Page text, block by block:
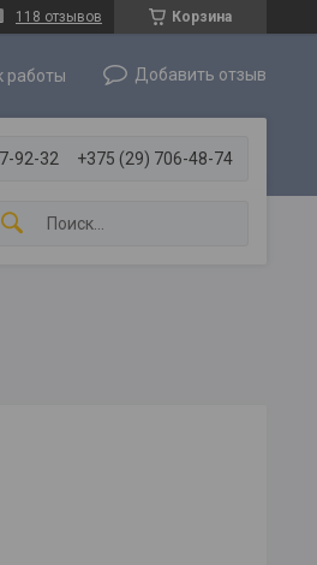
Корзина
118 отзывов
работы Добавить отзыв
92-32 +375 (29) 706-48-74